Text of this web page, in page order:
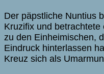
Der päpstliche Nuntius
Kruzifix und
zu den Einheimischen,
Eindruck hinterlassen
Kreuz sich als